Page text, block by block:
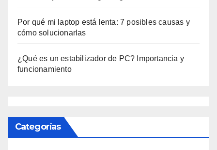
Por qué mi laptop está lenta: 7 posibles causas y
cómo solucionarlas
¿Qué es un estabilizador de PC? Importancia y
funcionamiento
Categorías